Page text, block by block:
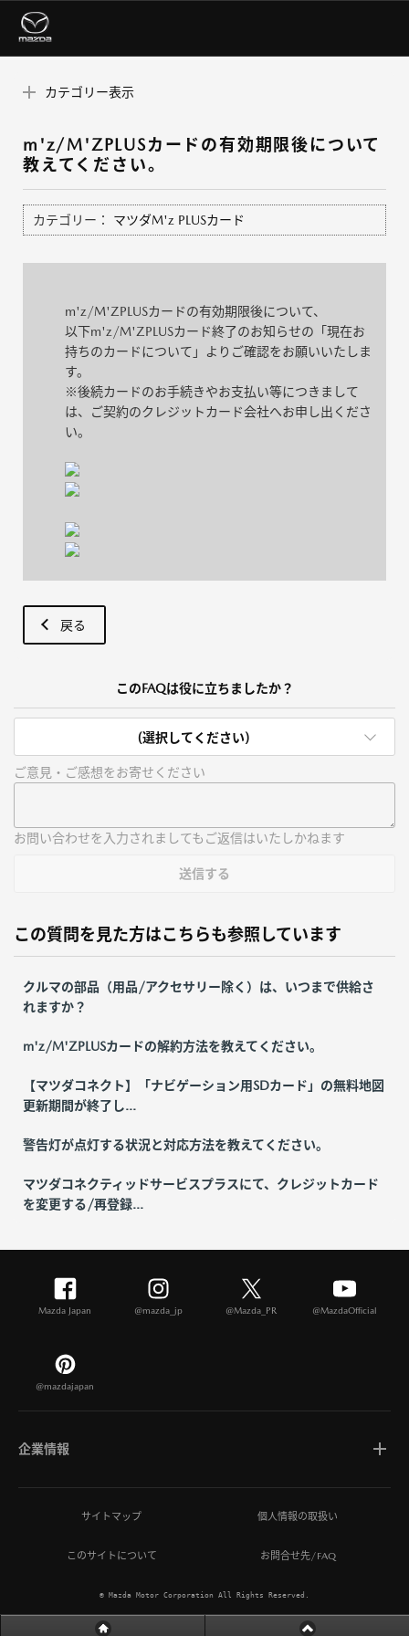
カテゴリー表示
m'z/M'ZPLUSカードの有効期限後について
教えてください。
カテゴリー： マツダM'z PLUSカード
m'z/M'ZPLUSカードの有効期限後について、
以下m'z/M'ZPLUSカード終了のお知らせの「現在お
持ちのカードについて」よりご確認をお願いいたしま
す。
※後続カードのお手続きやお支払い等につきまして
は、ご契約のクレジットカード会社へお申し出くださ
い。
戻る
このFAQは役に立ちましたか？
(選択してください)
ご意見・ご感想をお寄せください
お問い合わせを入力されましてもご返信はいたしかねます
送信する
この質問を見た方はこちらも参照しています
クルマの部品（用品/アクセサリー除く）は、いつまで供給さ
れますか？
m'z/M'ZPLUSカードの解約方法を教えてください。
【マツダコネクト】「ナビゲーション用SDカード」の無料地図
更新期間が終了し...
警告灯が点灯する状況と対応方法を教えてください。
マツダコネクティッドサービスプラスにて、クレジットカード
を変更する/再登録...
Mazda Japan @mazda_jp @Mazda_PR @MazdaOfficial
@mazdajapan
企業情報
マツダについて
ひとを想う価値創造
サイトマップ 個人情報の取扱い
このサイトについて お問合せ先/FAQ
© Mazda Motor Corporation All Rights Reserved.